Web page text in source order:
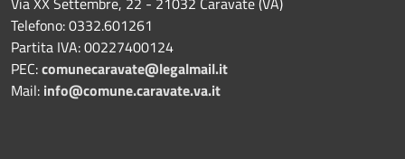
Telefono: 0332.601261
Partita IVA: 00227400124
PEC:comunecaravate@legalmail.it
Mail: info@comune.caravate.va.it